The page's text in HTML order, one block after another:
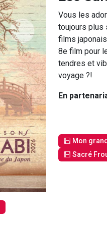
Vous les
toujours plus
films
8e film pour
tendres et
voyage ?!
En
Mon
Sacré